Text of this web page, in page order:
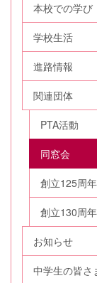
本校での学び
学校生活
進路情報
関連団体
PTA活動
同窓会
創立125周
創立130周
お知らせ
中学生の皆さ